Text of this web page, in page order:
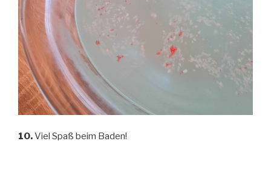
10.Viel Spaß beim Baden!